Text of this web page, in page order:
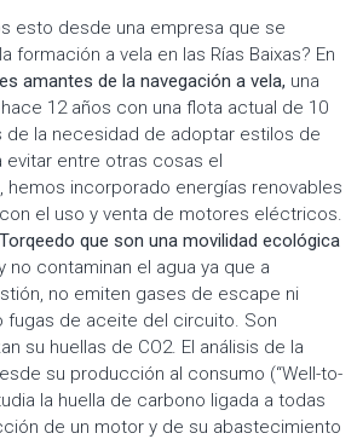
esto desde una empresa que se
formación a vela en las Rías Baixas? En
amantes de la navegación a vela, una
12 años con una flota actual de 10
de la necesidad de adoptar estilos de
evitar entre otras cosas el
hemos incorporado energías renovables
el uso y venta de motores eléctricos.
que son una movilidad ecológica
no contaminan el agua ya que a
no emiten gases de escape ni
fugas de aceite del circuito. Son
su huellas de CO2. El análisis de la
su producción al consumo (“Well-to-
la huella de carbono ligada a todas
de un motor y de su abastecimiento